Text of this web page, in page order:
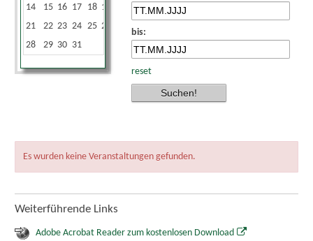
14
15 16 17 18 19
21
22 23 24 25 26
28
29 30 31
bis:
reset
Es wurden keine Veranstaltungen gefunden.
Weiterführende Links
Adobe Acrobat Reader zum kostenlosen Download